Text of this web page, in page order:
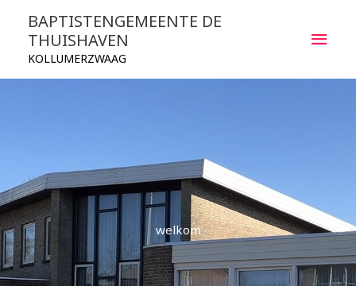
BAPTISTENGEMEENTE DE
THUISHAVEN
KOLLUMERZWAAG
welkom